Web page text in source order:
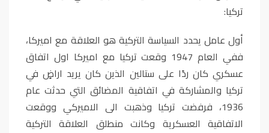
تركيا:
أول عامل يحدد السياسة التركية هو العلاقة مع اميركا،
ففي العام 1947 وقعت تركيا مع اميركا اول اتفاق
عسكري كان ردًا على ستالين الذين كان يريد اراضٍ في
تركيا والمشاركة في اتفاقية المضائق التي حدثت عام
1936، فرفضت تركيا وذهبت الى الاميركي ووقعت
الاتفاقية العسكرية وكانت منطلق العلاقة التركية